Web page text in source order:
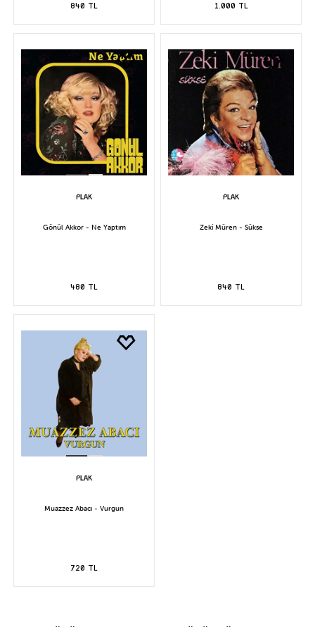
840 TL 1.000 TL
Gönül Akkor - Ne Yaptım
480 TL
Zeki Müren - Sükse
840 TL
Muazzez Abacı - Vurgun
720 TL